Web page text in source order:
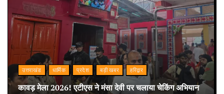
उत्तराखंड धार्मिक प्रदेश बड़ी खबर हरिद्वार
कावड़ मेला 2026! एटीएस ने मंसा देवी पर चलाया चेकिंग अभियान